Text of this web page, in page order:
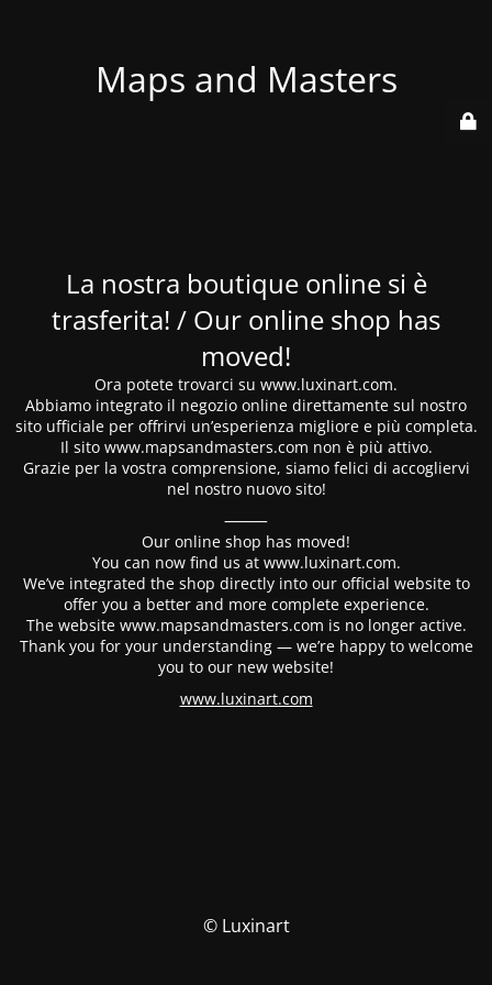
Maps and Masters
La nostra boutique online si è
trasferita! / Our online shop has
moved!
Ora potete trovarci su www.luxinart.com.
Abbiamo integrato il negozio online direttamente sul nostro
sito ufficiale per offrirvi un’esperienza migliore e più completa.
Il sito www.mapsandmasters.com non è più attivo.
Grazie per la vostra comprensione, siamo felici di accogliervi
nel nostro nuovo sito!
⸻
Our online shop has moved!
You can now find us at www.luxinart.com.
We’ve integrated the shop directly into our official website to
offer you a better and more complete experience.
The website www.mapsandmasters.com is no longer active.
Thank you for your understanding — we’re happy to welcome
you to our new website!
www.luxinart.com
© Luxinart